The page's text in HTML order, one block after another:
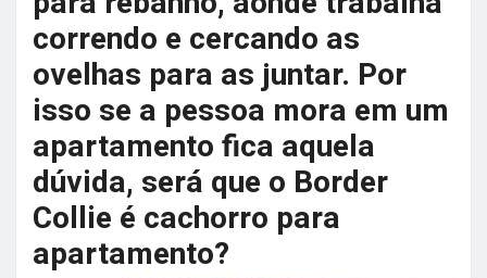
correndo e cercando as
ovelhas para as juntar. Por
isso se a pessoa mora em um
apartamento fica aquela
dúvida, será que o Border
Collie é cachorro para
apartamento?